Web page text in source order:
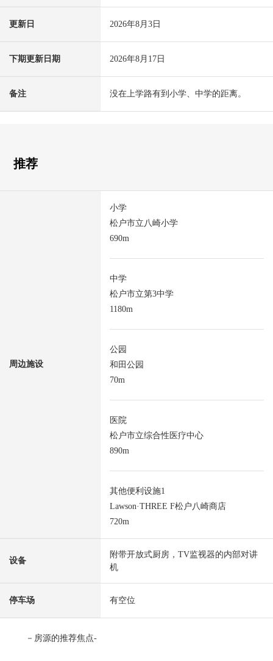
更新日 2026年8月3日
下期更新日期 2026年8月17日
备注 没在上学路有到小学、中学的距离。
推荐
周边施设
小学
松户市立八崎小学
690m
中学
松户市立第3中学
1180m
公园
和田公园
70m
医院
松户市立综合性医疗中心
890m
其他便利设施1
Lawson·THREE F松户八崎商店
720m
设备
附带开放式厨房，TV监视器的内部对讲
机
停车场 有空位
－房源的推荐焦点-